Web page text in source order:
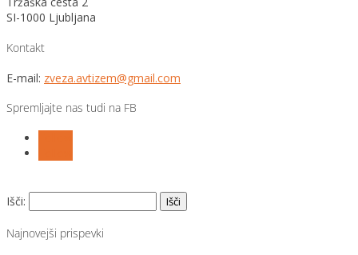
SI-1000 Ljubljana
Kontakt
E-mail: zveza.avtizem@gmail.com
Spremljajte nas tudi na FB
Išči:
Najnovejši prispevki